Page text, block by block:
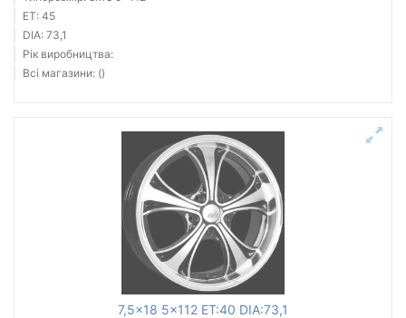
ET: 45
DIA: 73,1
Рік виробництва:
Всі магазини: ()
7,5x18 5x112 ET:40 DIA:73,1